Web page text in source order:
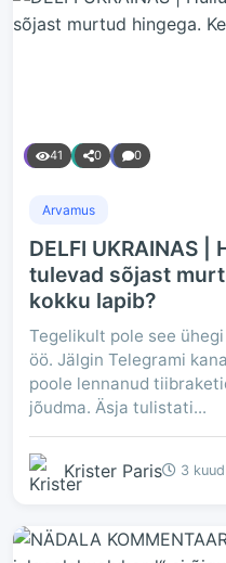
41 0 0
Arvamus
DELFI UKRAINAS
tulevad sõjast
kokku lapib?
Tegelikult pole see
öö. Jälgin Telegrami
poole lennanud
jõudma. Äsja tulistati...
Krister Paris 3